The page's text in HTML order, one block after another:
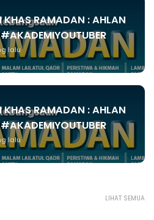
RAMADAN : AHLAN
lalu
RAMADAN : AHLAN
lalu
LIHAT SEMUA